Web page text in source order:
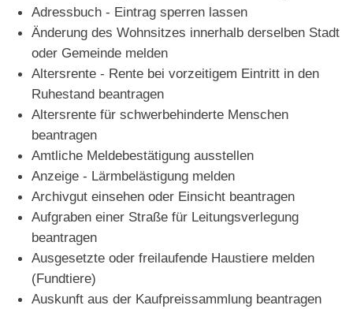
Adressbuch - Eintrag sperren lassen
Änderung des Wohnsitzes innerhalb derselben Stadt
oder Gemeinde melden
Altersrente - Rente bei vorzeitigem Eintritt in den
Ruhestand beantragen
Altersrente für schwerbehinderte Menschen
beantragen
Amtliche Meldebestätigung ausstellen
Anzeige - Lärmbelästigung melden
Archivgut einsehen oder Einsicht beantragen
Aufgraben einer Straße für Leitungsverlegung
beantragen
Ausgesetzte oder freilaufende Haustiere melden
(Fundtiere)
Auskunft aus der Kaufpreissammlung beantragen